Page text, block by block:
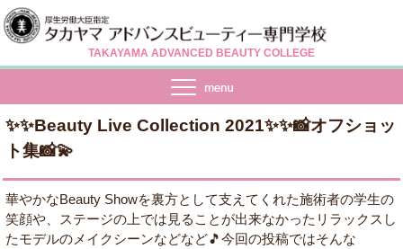
TAKAYAMA ADVANCED BEAUTY COLLEGE
✨✨Beauty Live Collection 2021✨✨📸オフショッ
ト集📸💫
華やかなBeauty Showを裏方として支えてくれた施術者の学生の
笑顔や、ステージの上では見ることが出来なかったリラックスし
たモデルのメイクシーンなどなど🎵今回の投稿ではそんな